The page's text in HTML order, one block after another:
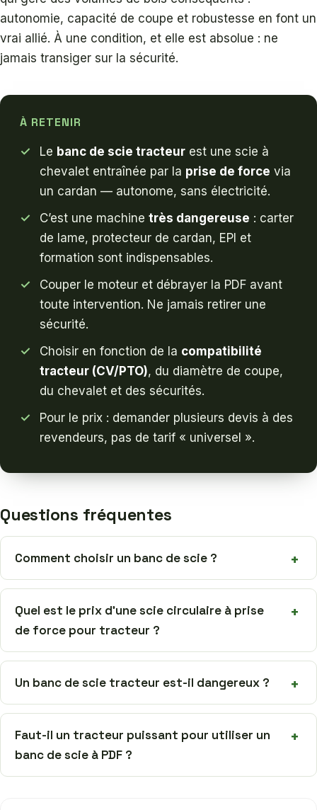
autonomie, capacité de coupe et robustesse en font un
vrai allié. À une condition, et elle est absolue : ne
jamais transiger sur la sécurité.
À RETENIR
Le banc de scie tracteur est une scie à
chevalet entraînée par la prise de force via
un cardan — autonome, sans électricité.
C’est une machine très dangereuse : carter
de lame, protecteur de cardan, EPI et
formation sont indispensables.
Couper le moteur et débrayer la PDF avant
toute intervention. Ne jamais retirer une
sécurité.
Choisir en fonction de la compatibilité
tracteur (CV/PTO), du diamètre de coupe,
du chevalet et des sécurités.
Pour le prix : demander plusieurs devis à des
revendeurs, pas de tarif « universel ».
Questions fréquentes
Comment choisir un banc de scie ?
Quel est le prix d’une scie circulaire à prise
de force pour tracteur ?
Un banc de scie tracteur est-il dangereux ?
Faut-il un tracteur puissant pour utiliser un
banc de scie à PDF ?